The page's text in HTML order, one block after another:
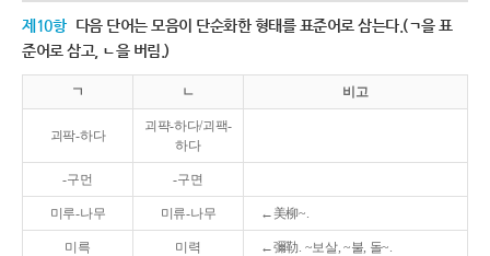
제10항 다음 단어는 모음이 단순화한 형태를 표준어로 삼는다.(ㄱ을 표
준어로 삼고, ㄴ을 버림.)
ㄱ ㄴ 비고
괴팍-하다
괴퍅-하다/괴팩-
하다
-구먼 -구면
미루-나무 미류-나무 ←美柳~.
미륵 미력 ←彌勒. ~보살, ~불, 돌~.